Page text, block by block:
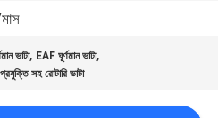
ভাটা, EAF ঘূর্ণমান ভাটা,
সহ রোটারি ভাটা